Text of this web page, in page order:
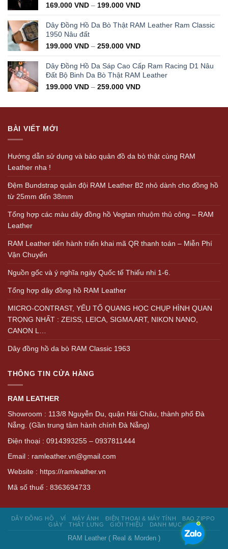
169.000 VND – 199.000 VND
Dây Đồng Hồ Da Bò Thật RAM Leather Ram Classic
1950 Nâu đất
199.000 VND – 259.000 VND
Dây Đồng Hồ Da Sáp Cao Cấp Ram Racing D1 Nâu
Đất Bộ Binh Da Bò Thật RAM Leather
199.000 VND – 259.000 VND
BÀI VIẾT MỚI
Hướng dẫn sử dụng và bảo quản đồ da bò thật cùng RAM
Leather nha !
Đệm Bundstrap quân đội RAM Leather B2 nhỏ dành cho đồng hồ
từ 25mm đến 38mm
Tổng hợp các màu dây đồng hồ Vegtan nhuộm thủ công – RAM
Leather
RAM Leather tiến hành triển khai mã QR thanh toán – Miễn Phí
Vận Chuyển
Nguồn gốc và ý nghĩa ngày Quốc tế Thiếu nhi 1-6.
Tổng hợp dây đồng hồ RAM Leather
MICRO-CONTRAST, YẾU TỐ QUANG HỌC CHỤP HÌNH QUAN
TRỌNG NHẤT : ZEISS, LEICA, SIGMA ART, NIKON NANO,
CANON L…
Dây đồng hồ da bò RAM Classic 1963
THÔNG TIN CỬA HÀNG
RAM LEATHER
Showroom : 113/8 Nguyễn Du, quận Hải Châu, thành phố Đà
Nẵng. (Gần trung tâm hành chính Đà Nẵng)
Điện thoại : 0914393255 – 0937811444
Email : ramleather.vn@gmail.com
Website : https://ramleather.vn
Mã số thuế : 8363694733
DÂY ĐỒNG HỒ VÍ MÁY ẢNH ĐIỆN THOẠI & MÁY TÍNH
BAO ZIPPO
GIÀY
THẮT LƯNG GIỚI THIỆU DANH MỤC
RAM Leather ( Real & Morden )